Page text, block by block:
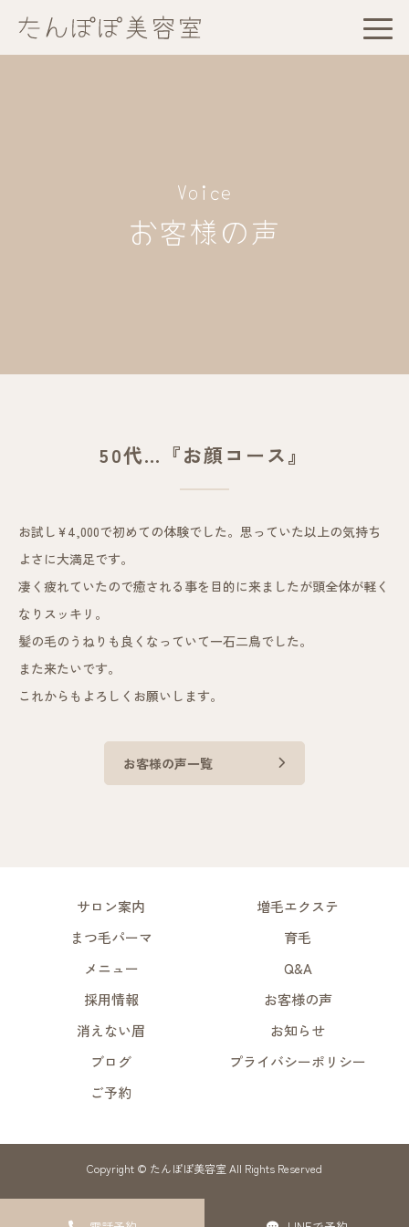
Voice
お客様の声
50代…『お顔コース』
お試し¥4,000で初めての体験でした。思っていた以上の気持ち
よさに大満足です。
凄く疲れていたので癒される事を目的に来ましたが頭全体が軽く
なりスッキリ。
髪の毛のうねりも良くなっていて一石二鳥でした。
また来たいです。
これからもよろしくお願いします。
お客様の声一覧
サロン案内
増毛エクステ
まつ毛パーマ
育毛
メニュー
Q&A
採用情報
お客様の声
消えない眉
お知らせ
ブログ
プライバシーポリシー
ご予約
Copyright © たんぽぽ美容室 All Rights Reserved